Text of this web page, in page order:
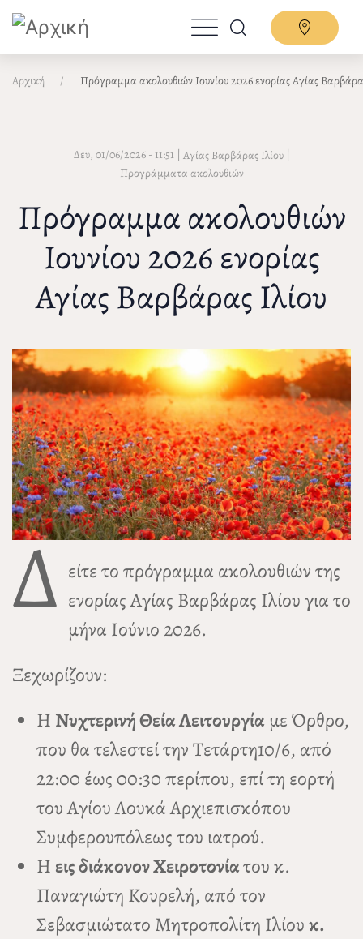
Παράκαμψη
προς
περιεχόμενο
Αρχική Πρόγραμμα ακολουθιών Ιουνίου 2026 ενορίας Αγίας
Δευ, 01/06/2026 - 11:51 | Αγίας Βαρβάρας Ιλίου|
Προγράμματα ακολουθιών
Πρόγραμμα ακολουθιών
Ιουνίου 2026 ενορίας
Αγίας Βαρβάρας Ιλίου
Δ είτε το πρόγραμμα ακολουθιών της
ενορίας Αγίας Βαρβάρας Ιλίου για το
μήνα Ιούνιο 2026.
Ξεχωρίζουν:
Η Νυχτερινή Θεία Λειτουργίαμε Όρθρο,
που θα τελεστεί την Τετάρτη10/6, από
22:00 έως 00:30 περίπου, επί τη εορτή
του Αγίου Λουκά Αρχιεπισκόπου
Συμφερουπόλεως του ιατρού.
Η εις διάκονον Χειροτονίατου κ.
Παναγιώτη Κουρελή, από τον
Σεβασμιώτατο Μητροπολίτη Ιλίουκ.